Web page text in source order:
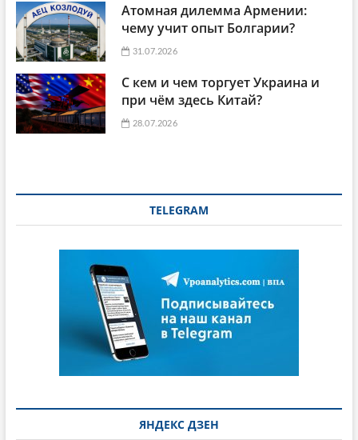
Атомная дилемма Армении:
чему учит опыт Болгарии?
31.07.2026
С кем и чем торгует Украина и
при чём здесь Китай?
28.07.2026
TELEGRAM
ЯНДЕКС ДЗЕН